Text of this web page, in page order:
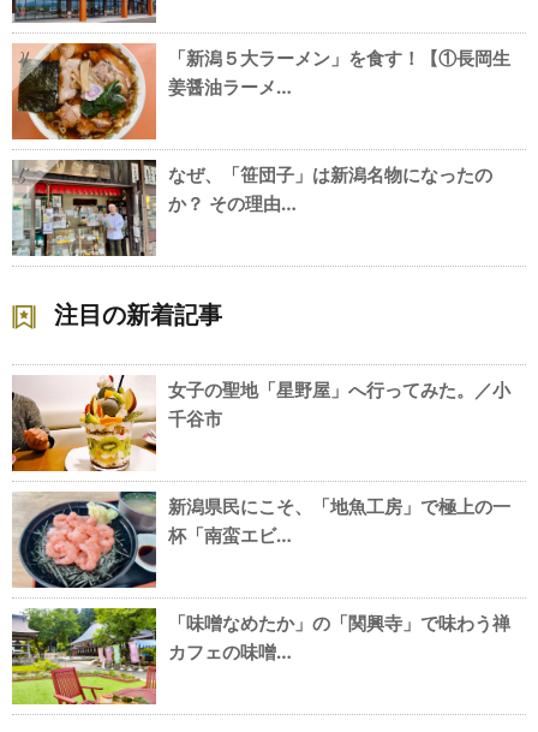
4
「新潟５大ラーメン」を食す！【①長岡生
姜醤油ラーメ…
5
なぜ、「笹団子」は新潟名物になったの
か？ その理由…
注目の新着記事
女子の聖地「星野屋」へ行ってみた。／小
千谷市
新潟県民にこそ、「地魚工房」で極上の一
杯「南蛮エビ…
「味噌なめたか」の「関興寺」で味わう禅
カフェの味噌…